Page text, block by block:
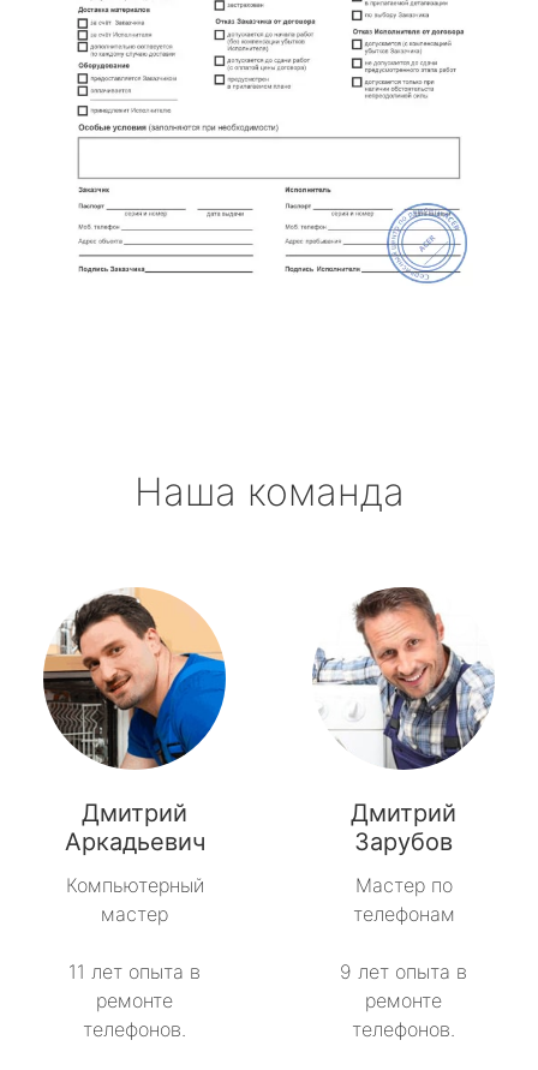
Наша команда
Дмитрий
Аркадьевич
Компьютерный
мастер
11 лет опыта в
ремонте
телефонов.
Дмитрий
Зарубов
Мастер по
телефонам
9 лет опыта в
ремонте
телефонов.